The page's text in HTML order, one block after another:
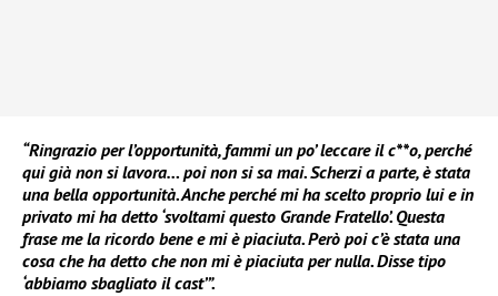
“Ringrazio per l’opportunità, fammi un po’ leccare il c**o, perché
qui già non si lavora… poi non si sa mai. Scherzi a parte, è stata
una bella opportunità. Anche perché mi ha scelto proprio lui e in
privato mi ha detto ‘svoltami questo Grande Fratello’. Questa
frase me la ricordo bene e mi è piaciuta. Però poi c’è stata una
cosa che ha detto che non mi è piaciuta per nulla. Disse tipo
‘abbiamo sbagliato il cast’”.